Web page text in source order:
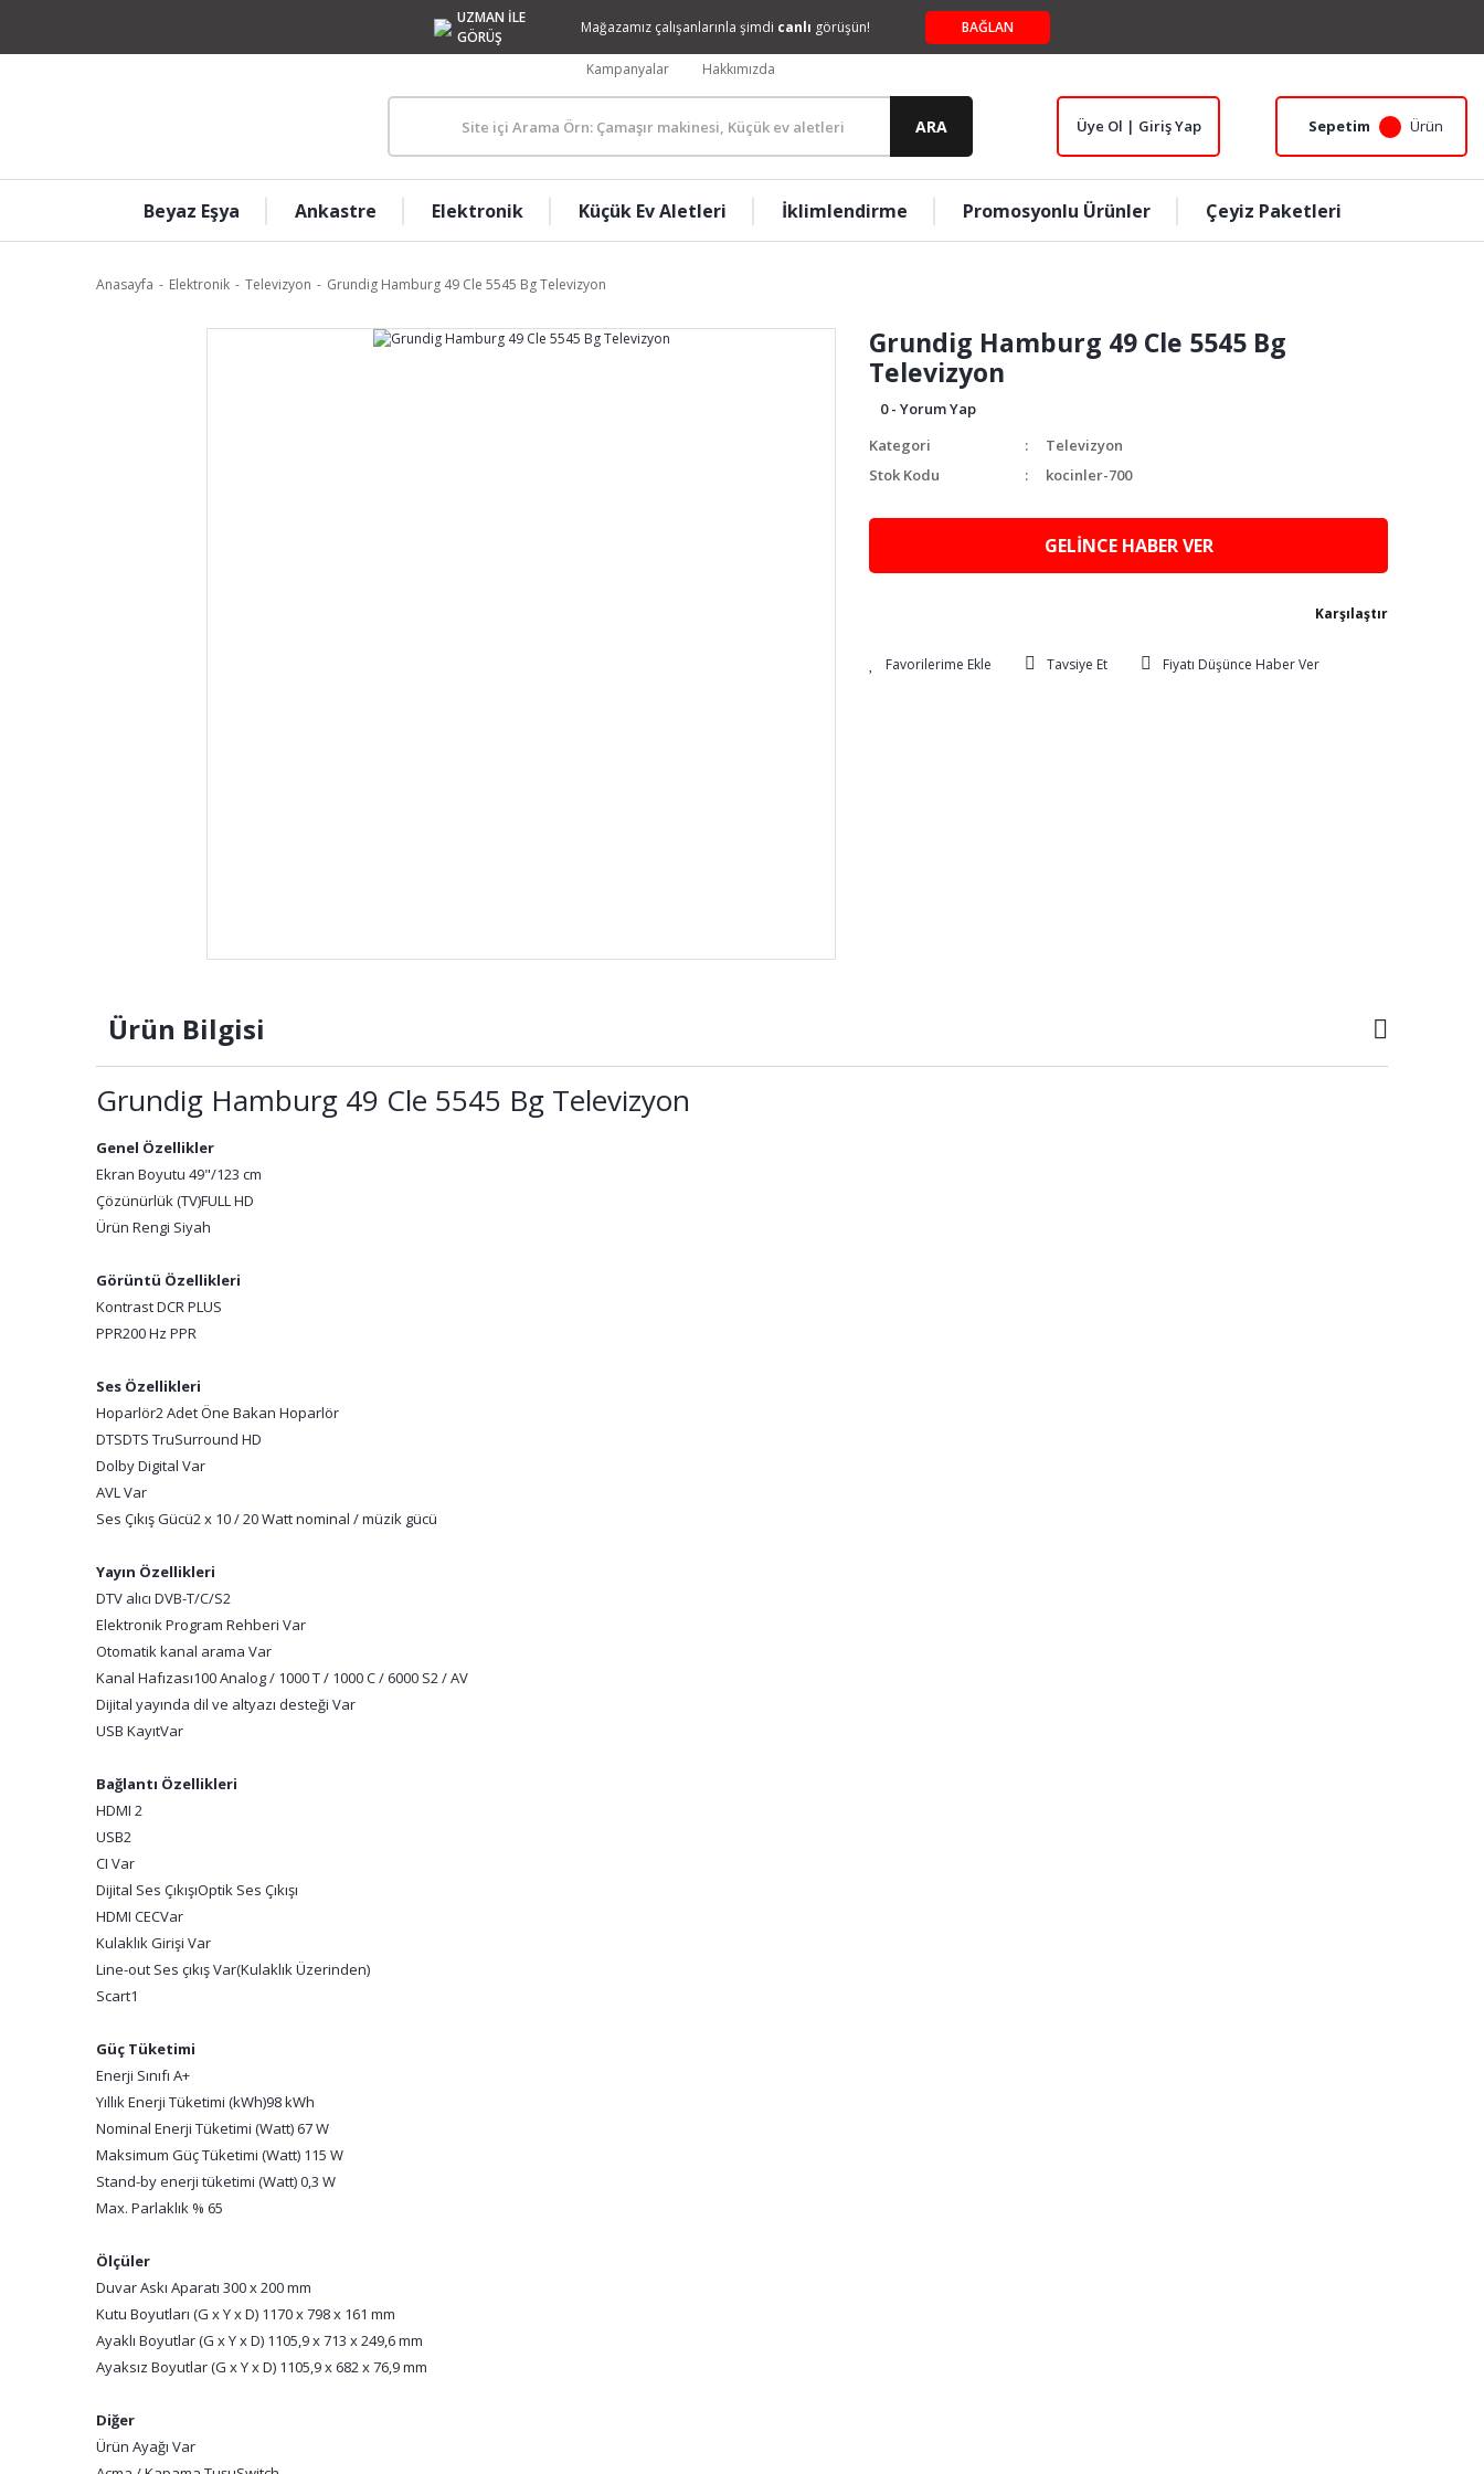
UZMAN İLE
GÖRÜŞ
Mağazamız çalışanlarınla şimdi canlı görüşün! BAĞLAN
Kampanyalar Hakkımızda
ARA Üye Ol | Giriş Yap Sepetim Ürün
Beyaz Eşya Ankastre Elektronik Küçük Ev Aletleri İklimlendirme Promosyonlu Ürünler Çeyiz Paketleri
Anasayfa Elektronik Televizyon Grundig Hamburg 49 Cle 5545 Bg Televizyon
Grundig Hamburg 49 Cle 5545 Bg
Televizyon
0 - Yorum Yap
Kategori
Televizyon
Stok Kodu
kocinler-700
GELİNCE HABER VER
Karşılaştır
Tavsiye Et Fiyatı Düşünce Haber Ver
Ürün Bilgisi
Grundig Hamburg 49 Cle 5545 Bg Televizyon
Genel Özellikler
Ekran Boyutu 49"/123 cm
Çözünürlük (TV)FULL HD
Ürün Rengi Siyah
Görüntü Özellikleri
Kontrast DCR PLUS
PPR200 Hz PPR
Ses Özellikleri
Hoparlör2 Adet Öne Bakan Hoparlör
DTSDTS TruSurround HD
Dolby Digital Var
AVL Var
Ses Çıkış Gücü2 x 10 / 20 Watt nominal / müzik gücü
Yayın Özellikleri
DTV alıcı DVB-T/C/S2
Elektronik Program Rehberi Var
Otomatik kanal arama Var
Kanal Hafızası100 Analog / 1000 T / 1000 C / 6000 S2 / AV
Dijital yayında dil ve altyazı desteği Var
USB KayıtVar
Bağlantı Özellikleri
HDMI 2
USB2
CI Var
Dijital Ses ÇıkışıOptik Ses Çıkışı
HDMI CECVar
Kulaklık Girişi Var
Line-out Ses çıkış Var(Kulaklık Üzerinden)
Scart1
Güç Tüketimi
Enerji Sınıfı A+
Yıllık Enerji Tüketimi (kWh)98 kWh
Nominal Enerji Tüketimi (Watt) 67 W
Maksimum Güç Tüketimi (Watt) 115 W
Stand-by enerji tüketimi (Watt) 0,3 W
Max. Parlaklık % 65
Ölçüler
Duvar Askı Aparatı 300 x 200 mm
Kutu Boyutları (G x Y x D) 1170 x 798 x 161 mm
Ayaklı Boyutlar (G x Y x D) 1105,9 x 713 x 249,6 mm
Ayaksız Boyutlar (G x Y x D) 1105,9 x 682 x 76,9 mm
Diğer
Ürün Ayağı Var